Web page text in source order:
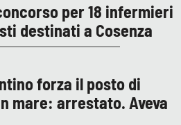
per 18 infermieri
destinati a Cosenza
forza il posto di
mare: arrestato. Aveva